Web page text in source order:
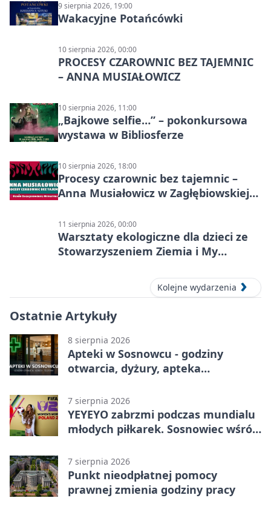
9 sierpnia 2026, 19:00
Wakacyjne Potańcówki
10 sierpnia 2026, 00:00
PROCESY CZAROWNIC BEZ TAJEMNIC
– ANNA MUSIAŁOWICZ
10 sierpnia 2026, 11:00
„Bajkowe selfie…” – pokonkursowa
wystawa w Bibliosferze
10 sierpnia 2026, 18:00
Procesy czarownic bez tajemnic –
Anna Musiałowicz w Zagłębiowskiej
11 sierpnia 2026, 00:00
Warsztaty ekologiczne dla dzieci ze
Stowarzyszeniem Ziemia i My
Kolejne wydarzenia
Ostatnie Artykuły
8 sierpnia 2026
Apteki w Sosnowcu - godziny
otwarcia, dyżury, apteka
7 sierpnia 2026
YEYEYO zabrzmi podczas mundialu
młodych piłkarek. Sosnowiec wśród
7 sierpnia 2026
Punkt nieodpłatnej pomocy
prawnej zmienia godziny pracy